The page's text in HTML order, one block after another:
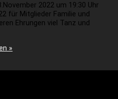
2022 um 19:30 Uhr
für Mitglieder Familie und
Ehrungen viel Tanz und
»